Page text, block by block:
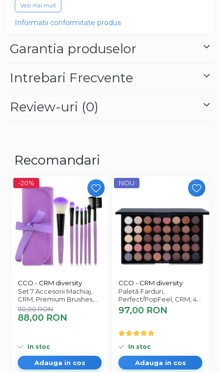
Iti doresti sprancene
perfecte si bine
definite?
Obtine sprancene groase, fara durere, fara
compromisuri, doar sprancene grozave!
Este un produs inovator, care va ajuta sa va definiti
sprancenele, imitand efectul de microblading.
Aspectul de micropigmentare sprancene este acum
mult mai usor de obtinut!
Vezi mai mult
Informatii conformitate produs
Garantia produselor
Intrebari Frecvente
Review-uri (0)
Recomandari
-20%
CCO - CRM diversity
Set 7 Accesorii Machiaj,
CRM, Premium Brushes,
din Fibre Sintetice, cu
Husă Mov
110,00 RON
88,00 RON
In stoc
Adauga in cos
NOU
CCO - CRM diversity
Paletă Farduri,
Perfect/PopFeel, CRM, 40
Nuante, Multicolor
97,00 RON
In stoc
Adauga in cos